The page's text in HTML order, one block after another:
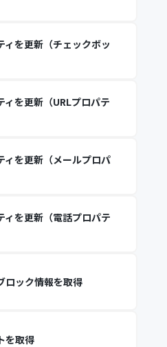
ィを更新（チェックボッ
ィを更新（URLプロパテ
ィを更新（メールプロパ
ィを更新（電話プロパテ
ロック情報を取得
を取得